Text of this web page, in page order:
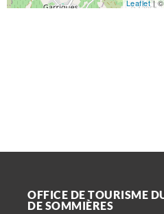
Leaflet| ©
OFFICE DE TOURISME
DE SOMMIÈRES